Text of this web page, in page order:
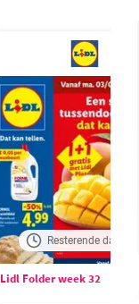
Resterende dagen: 3
Lidl Folder week 32